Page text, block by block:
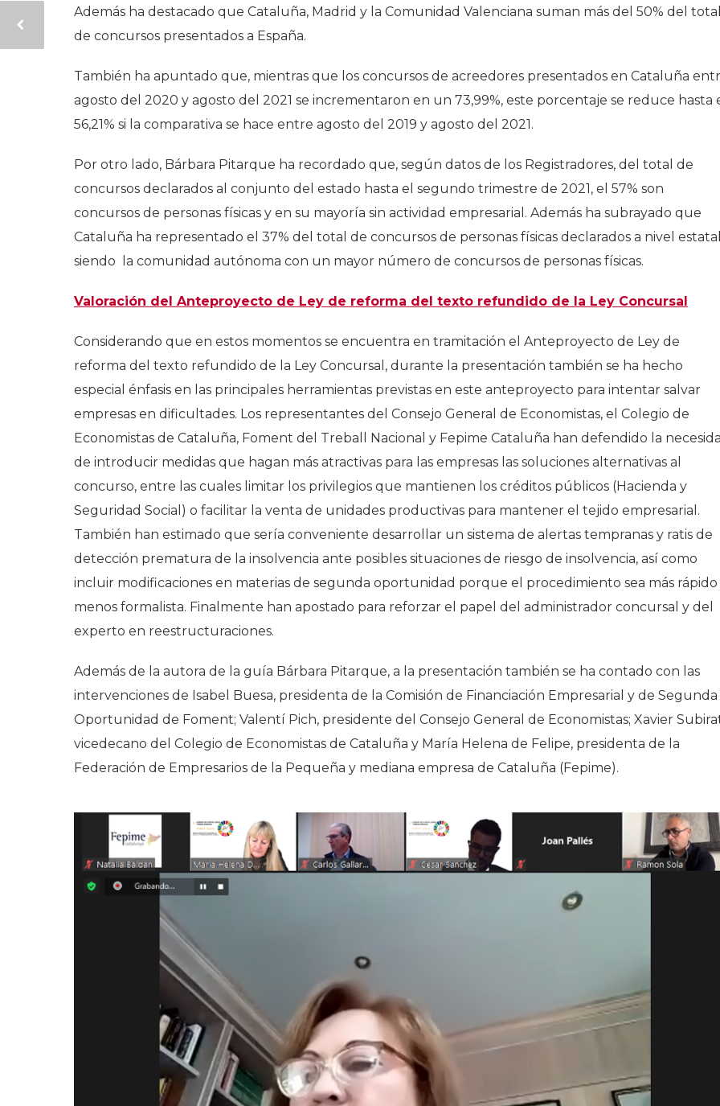
Además ha destacado que Cataluña, Madrid y la Comunidad Valenciana suman más del 50% del total
de concursos presentados a España.
También ha apuntado que, mientras que los concursos de acreedores presentados en Cataluña
agosto del 2020 y agosto del 2021 se incrementaron en un 73,99%, este porcentaje se reduce hasta
56,21% si la comparativa se hace entre agosto del 2019 y agosto del 2021.
Por otro lado, Bárbara Pitarque ha recordado que, según datos de los Registradores, del total de
concursos declarados al conjunto del estado hasta el segundo trimestre de 2021, el 57% son
concursos de personas físicas y en su mayoría sin actividad empresarial. Además ha subrayado que
Cataluña ha representado el 37% del total de concursos de personas físicas declarados a nivel
siendo la comunidad autónoma con un mayor número de concursos de personas físicas.
Valoración del Anteproyecto de Ley de reforma del texto refundido de la Ley Concursal
Considerando que en estos momentos se encuentra en tramitación el Anteproyecto de Ley de
reforma del texto refundido de la Ley Concursal, durante la presentación también se ha hecho
especial énfasis en las principales herramientas previstas en este anteproyecto para intentar salvar
empresas en dificultades. Los representantes del Consejo General de Economistas, el Colegio de
Economistas de Cataluña, Foment del Treball Nacional y Fepime Cataluña han defendido la
de introducir medidas que hagan más atractivas para las empresas las soluciones alternativas al
concurso, entre las cuales limitar los privilegios que mantienen los créditos públicos (Hacienda y
Seguridad Social) o facilitar la venta de unidades productivas para mantener el tejido empresarial.
También han estimado que sería conveniente desarrollar un sistema de alertas tempranas y ratis de
detección prematura de la insolvencia ante posibles situaciones de riesgo de insolvencia, así como
incluir modificaciones en materias de segunda oportunidad porque el procedimiento sea más rápido
menos formalista. Finalmente han apostado para reforzar el papel del administrador concursal y del
experto en reestructuraciones.
Además de la autora de la guía Bárbara Pitarque, a la presentación también se ha contado con las
intervenciones de Isabel Buesa, presidenta de la Comisión de Financiación Empresarial y de Segunda
Oportunidad de Foment; Valentí Pich, presidente del Consejo General de Economistas; Xavier
vicedecano del Colegio de Economistas de Cataluña y María Helena de Felipe, presidenta de la
Federación de Empresarios de la Pequeña y mediana empresa de Cataluña (Fepime).